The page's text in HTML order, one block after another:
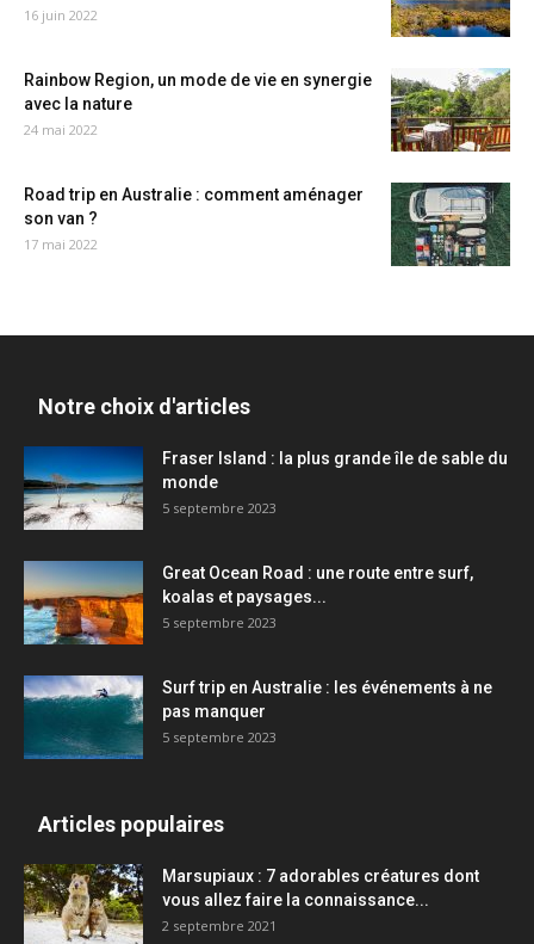
16 juin 2022
Rainbow Region, un mode de vie en synergie
avec la nature
24 mai 2022
Road trip en Australie : comment aménager
son van ?
17 mai 2022
Notre choix d'articles
Fraser Island : la plus grande île de sable du
monde
5 septembre 2023
Great Ocean Road : une route entre surf,
koalas et paysages...
5 septembre 2023
Surf trip en Australie : les événements à ne
pas manquer
5 septembre 2023
Articles populaires
Marsupiaux : 7 adorables créatures dont
vous allez faire la connaissance...
2 septembre 2021